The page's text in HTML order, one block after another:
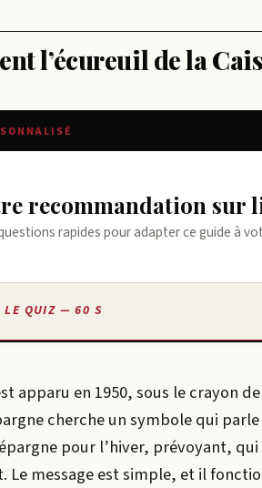
l’écureuil de la
recommandation
rapides pour adapter ce guide à
LE QUIZ — 60 S
apparu en 1950, sous le crayon
cherche un symbole qui
pour l’hiver, prévoyant,
Le message est simple, et il